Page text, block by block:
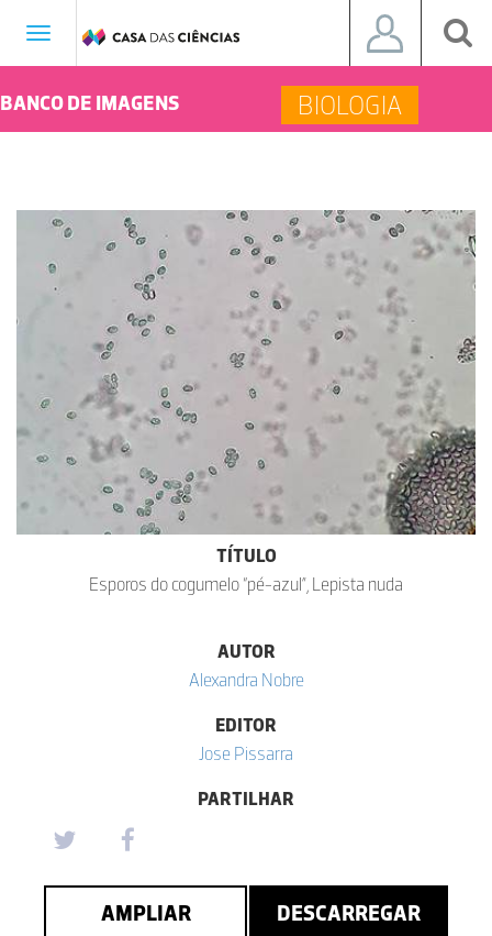
Toggle
BANCO DE IMAGENS BIOLOGIA
TÍTULO
Esporos do cogumelo “pé-azul”, Lepista nuda
AUTOR
Alexandra Nobre
EDITOR
Jose Pissarra
PARTILHAR
AMPLIAR DESCARREGAR